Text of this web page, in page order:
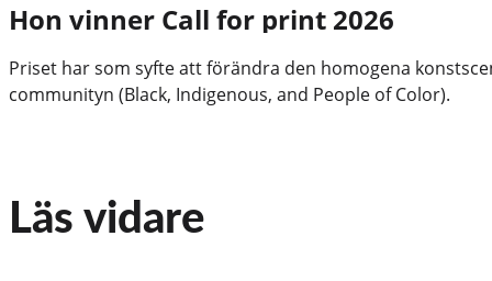
Hon vinner Call for print 2026
Priset har som syfte att förändra den homogena
communityn (Black, Indigenous, and People of Color).
Läs vidare